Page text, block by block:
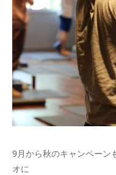
9月から秋のキャンペーン
オに